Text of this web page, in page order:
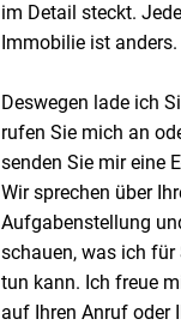
im Detail steckt. Jede
Immobilie ist anders.
Deswegen lade ich
rufen Sie mich an
senden Sie mir eine
Wir sprechen über
Aufgabenstellung
schauen, was ich für
tun kann. Ich freue
auf Ihren Anruf oder